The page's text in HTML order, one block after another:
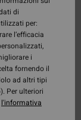
di
per:
l’efficacia
i
fornendo il
ad altri tipi
Per ulteriori
l'informativa